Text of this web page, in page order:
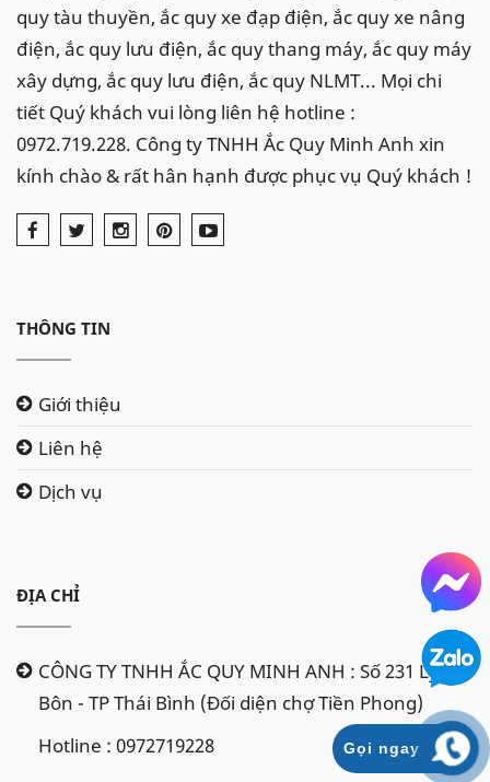
quy tàu thuyền, ắc quy xe đạp điện, ắc quy xe nâng
điện, ắc quy lưu điện, ắc quy thang máy, ắc quy máy
xây dựng, ắc quy lưu điện, ắc quy NLMT... Mọi chi
tiết Quý khách vui lòng liên hệ hotline :
0972.719.228. Công ty TNHH Ắc Quy Minh Anh xin
kính chào & rất hân hạnh được phục vụ Quý khách !
THÔNG TIN
Giới thiệu
Liên hệ
Dịch vụ
ĐỊA CHỈ
CÔNG TY TNHH ẮC QUY MINH ANH : Số 231 Lý
Bôn - TP Thái Bình (Đối diện chợ Tiền Phong)
Hotline : 0972719228
Gọi ngay